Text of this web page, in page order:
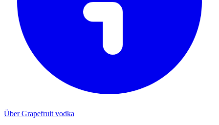
Über Grapefruit vodka